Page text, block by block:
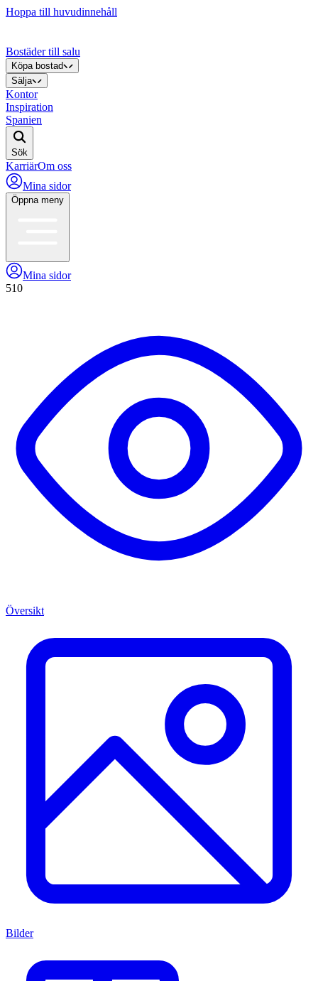
Hoppa till huvudinnehåll
Bostäder till salu
Köpa bostad
Sälja
Kontor
Inspiration
Spanien
Sök
KarriärOm oss
Mina sidor
Öppna meny
Mina sidor
510
Översikt
Bilder